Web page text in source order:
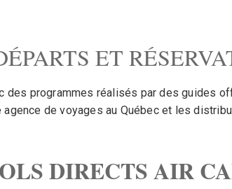
ET
des programmes réalisés par des guides
de voyages au Québec et les
DIRECTS AIR